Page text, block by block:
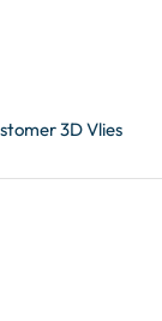
3D Vlies